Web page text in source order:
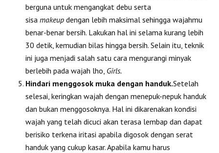
berguna untuk mengangkat debu serta
sisamakeupdengan lebih maksimal sehingga wajahmu
benar-benar bersih. Lakukan hal ini selama kurang lebih
30 detik, kemudian bilas hingga bersih. Selain itu, teknik
ini juga menjadi salah satu cara mengurangi minyak
berlebih pada wajah lho, Girls.
Hindari menggosok muka dengan handuk.Setelah
selesai, keringkan wajah dengan menepuk-nepuk handuk
dan bukan menggosoknya. Hal ini dikarenakan kondisi
wajah yang telah dicuci akan terasa lembap dan dapat
berisiko terkena iritasi apabila digosok dengan serat
handuk yang cukup kasar. Apabila kamu harus